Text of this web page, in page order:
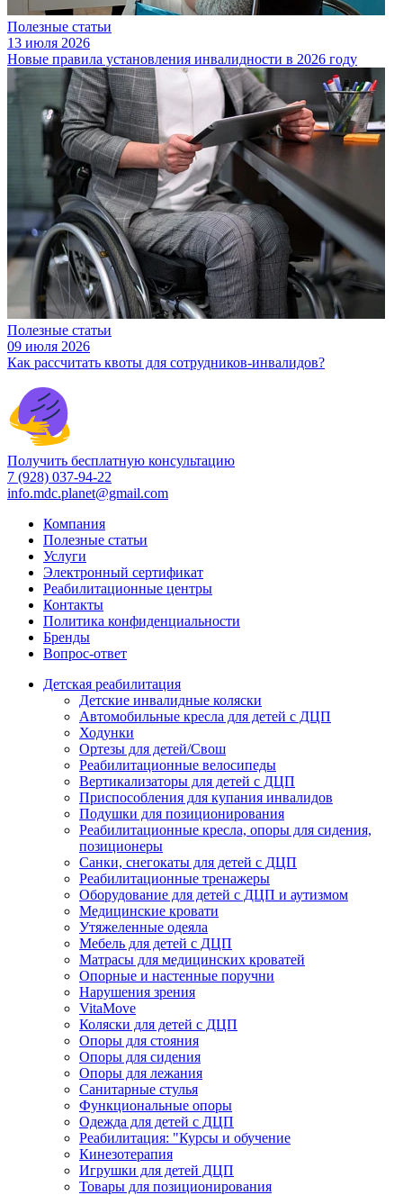
Полезные статьи
13 июля 2026
Новые правила установления инвалидности в 2026 году
Полезные статьи
09 июля 2026
Как рассчитать квоты для сотрудников-инвалидов?
Получить бесплатную консультацию
7 (928) 037-94-22
info.mdc.planet@gmail.com
Компания
Полезные статьи
Услуги
Электронный сертификат
Реабилитационные центры
Контакты
Политика конфиденциальности
Бренды
Вопрос-ответ
Детская реабилитация
Детские инвалидные коляски
Автомобильные кресла для детей с ДЦП
Ходунки
Ортезы для детей/Свош
Реабилитационные велосипеды
Вертикализаторы для детей с ДЦП
Приспособления для купания инвалидов
Подушки для позиционирования
Реабилитационные кресла, опоры для сидения,
позиционеры
Санки, снегокаты для детей с ДЦП
Реабилитационные тренажеры
Оборудование для детей с ДЦП и аутизмом
Медицинские кровати
Утяжеленные одеяла
Мебель для детей с ДЦП
Матрасы для медицинских кроватей
Опорные и настенные поручни
Нарушения зрения
VitaMove
Коляски для детей с ДЦП
Опоры для стояния
Опоры для сидения
Опоры для лежания
Санитарные стулья
Функциональные опоры
Одежда для детей с ДЦП
Реабилитация: "Курсы и обучение
Кинезотерапия
Игрушки для детей ДЦП
Товары для позиционирования